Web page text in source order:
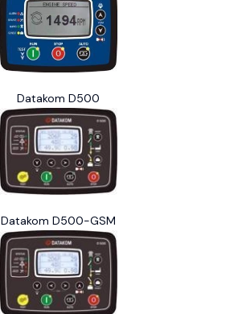
Datakom D500
Datakom D500-GSM